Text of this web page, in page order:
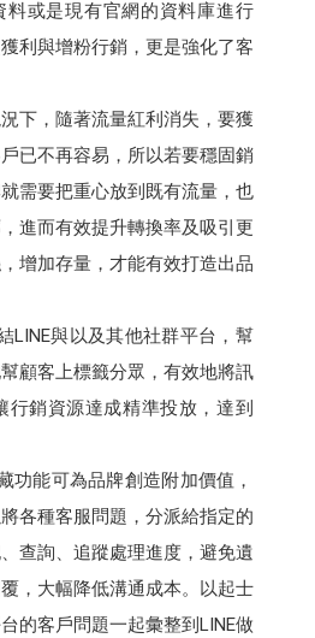
料或是現有官網的資料庫進行
利與增粉行銷，更是強化了客
下，隨著流量紅利消失，要獲
已不再容易，所以若要穩固銷
需要把重心放到既有流量，也
進而有效提升轉換率及吸引更
增加存量，才能有效打造出品
LINE與以及其他社群平台，幫
顧客上標籤分眾，有效地將訊
行銷資源達成精準投放，達到
功能可為品牌創造附加價值，
各種客服問題，分派給指定的
查詢、追蹤處理進度，避免遺
，大幅降低溝通成本。以起士
的客戶問題一起彙整到LINE做